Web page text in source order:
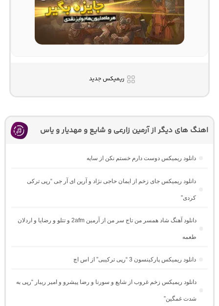
ریمیکس جدید
اهنگ های دیگر از آرمین زارعی و شایع و مهدیار و یاس
دانلود ریمیکس دوست دارم خستم نکن از سایه
دانلود ریمیکس جای زخم از ایمان حاجی نژاد و آرین ای آر جی “رپی ترکی
کردی”
دانلود آهنگ شاد همسر من تاج سر من از آرمین 2afm و تتلو و رضایا و اردلان
طعمه
دانلود ریمیکس پارکینسون 3 “رپی ترکیبی” از اس اچ
دانلود ریمیکس زخم غروب از شایع و سورنا و رضا پیشرو و امیر ریبار “رپی به
شدت غمگین”